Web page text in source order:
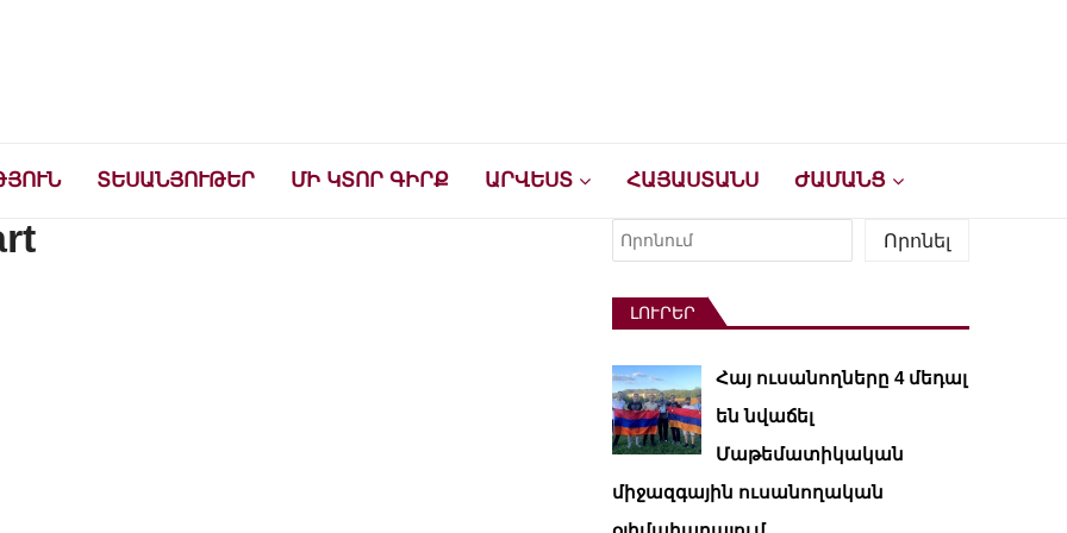
ՏԵՍԱՆՅՈՒԹԵՐ ՄԻ ԿՏՈՐ ԳԻՐՔ ԱՐՎԵՍՏ ՀԱՅԱՍՏԱՆՍ ԺԱՄԱՆՑ
Որոնել
Որոնել
ԼՈՒՐԵՐ
Հայ ուսանողները 4 մեդալ
են նվաճել
Մաթեմատիկական
միջազգային ուսանողական